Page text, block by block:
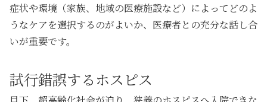
症状や環境（家族、地域の医療施設など）によってどのよ
うなケアを選択するのがよいか、医療者との充分な話し合
いが重要です。
試行錯誤するホスピス